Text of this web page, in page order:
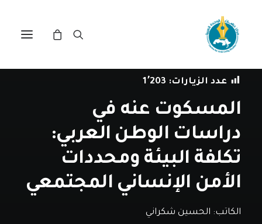
فيمقالات
عدد الزيارات: 1٬203
المسكوت عنه في
دراسات الوطن العربي:
تكلفة البيئة ومحددات
الأمن الإنساني المجتمعي
الكاتب: الحسين شكراني